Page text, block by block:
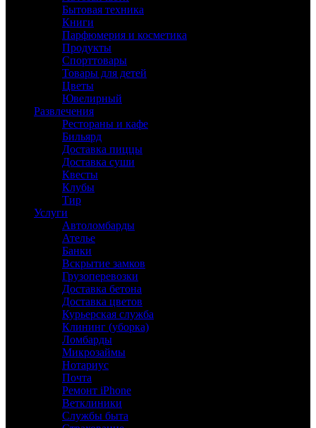
Бытовая техника
Книги
Парфюмерия и косметика
Продукты
Спорттовары
Товары для детей
Цветы
Ювелирный
Развлечения
Рестораны и кафе
Бильярд
Доставка пиццы
Доставка суши
Квесты
Клубы
Тир
Услуги
Автоломбарды
Ателье
Банки
Вскрытие замков
Грузоперевозки
Доставка бетона
Доставка цветов
Курьерская служба
Клининг (уборка)
Ломбарды
Микрозаймы
Нотариус
Почта
Ремонт iPhone
Ветклиники
Службы быта